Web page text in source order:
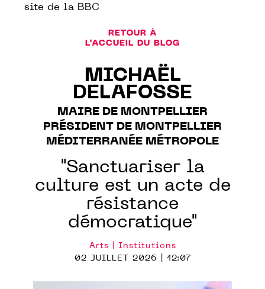
site de la BBC
RETOUR À
L'ACCUEIL DU BLOG
MICHAËL
DELAFOSSE
MAIRE DE MONTPELLIER
PRÉSIDENT DE MONTPELLIER
MÉDITERRANÉE MÉTROPOLE
"Sanctuariser la
culture est un acte de
résistance
démocratique"
Arts | Institutions
02 JUILLET 2026 | 12:07